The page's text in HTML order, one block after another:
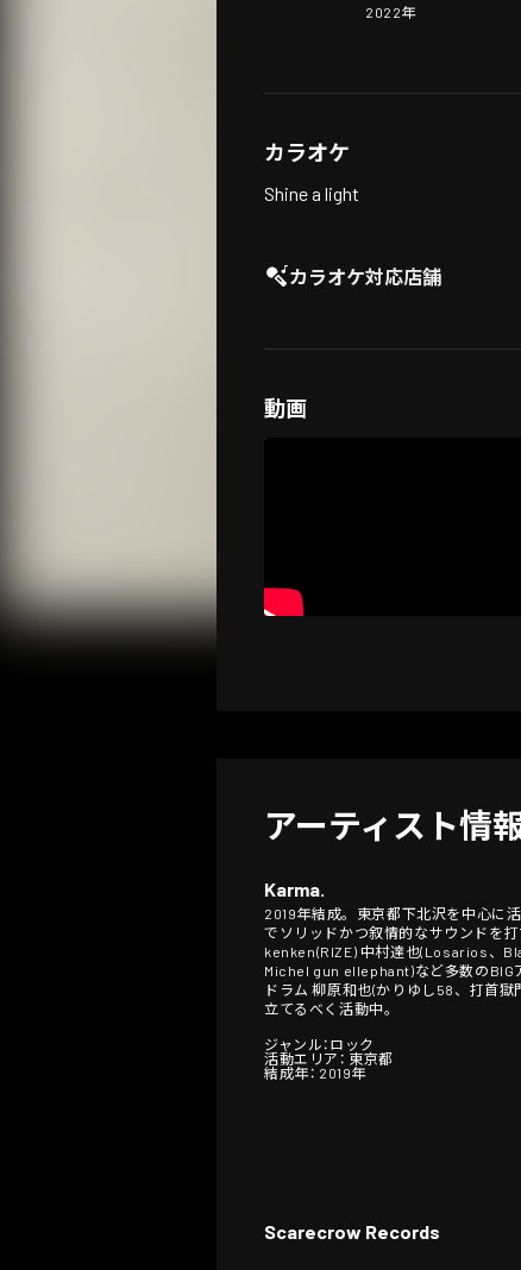
2022年
カラオケ
Shine a light
カラオケ対応店舗
動画
アーティスト情
Karma.
2019年結成。東京都下北沢を中心に
でソリッドかつ叙情的なサウンドを打
kenken(RIZE) 中村達也(Losarios、
Michel gun ellephant)など多数のBIG
ドラム 柳原和也(かりゆし58、打首
立てるべく活動中。
ジャンル：ロック
活動エリア： 東京都
結成年： 2019年
Scarecrow Records